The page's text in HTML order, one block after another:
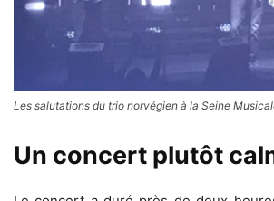
Les salutations du trio norvégien à la Seine
Un concert plutôt